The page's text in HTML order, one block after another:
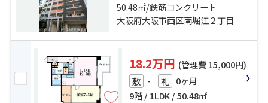
駅 徒歩3分 地下鉄千日前線「桜川」
駅 徒歩3分
50.48㎡/鉄筋コンクリート
大阪府大阪市西区南堀江２丁目
18.2万円 (管理費 15,000円)
敷 - 礼 0ヶ月
9階 / 1LDK / 50.48㎡